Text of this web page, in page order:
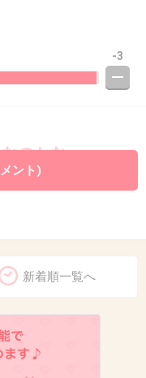
-3
のかな。
悪い
ント)
新着順一覧へ